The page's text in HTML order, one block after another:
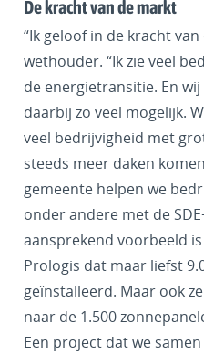
De kracht van de markt
“Ik geloof in de kracht
wethouder. “Ik zie veel
de energietransitie. En
daarbij zo veel mogelijk.
veel bedrijvigheid met
steeds meer daken
gemeente helpen we
onder andere met de
aansprekend voorbeeld
Prologis dat maar liefst
geïnstalleerd. Maar ook
naar de 1.500
Een project dat we